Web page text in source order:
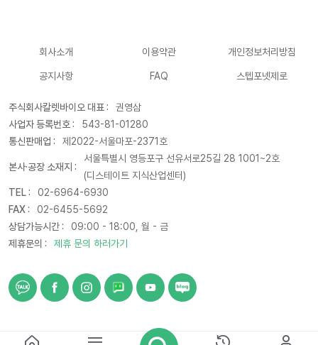
회사소개 이용약관 개인정보처리방침
공지사항 FAQ 스텝포넷제로
주식회사칼렛바이오 대표 :
권영삼
사업자 등록번호 :
543-81-01280
통신판매업 :
제2022-서울마포-2371호
본사·공장 소재지 :
서울특별시 영등포구 선유서로25길 28 1001~2호
(디스테이트 지식산업센터)
TEL :
02-6964-6930
FAX :
02-6455-5692
상담가능시간 :
09:00 - 18:00, 월 - 금
제휴문의 :
제휴 문의 하러가기